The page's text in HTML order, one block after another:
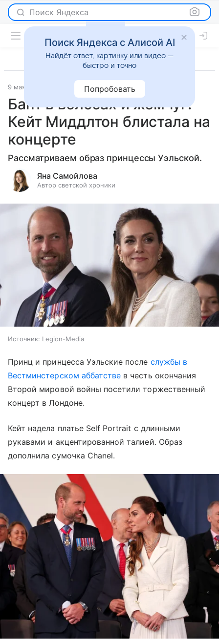
Поиск Яндекса
9 мая 2025 Светская жизнь
Бант в волосах и жемчуг:
Кейт Миддлтон блистала на
концерте
Рассматриваем образ принцессы Уэльской.
Яна Самойлова
Автор светской хроники
Источник: Legion-Media
Принц и принцесса Уэльские после службы в
Вестминстерском аббатстве в честь окончания
Второй мировой войны посетили торжественный
концерт в Лондоне.
Кейт надела платье Self Portrait с длинными
рукавами и акцентированной талией. Образ
дополнила сумочка Chanel.
Поиск Яндекса с Алисой AI
Найдёт ответ, картинку или видео —
быстро и точно
Попробовать